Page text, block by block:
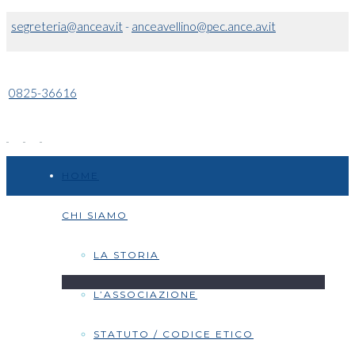
segreteria@anceav.it- anceavellino@pec.ance.av.it
0825-36616
CHI SIAMO
LA STORIA
L’ASSOCIAZIONE
STATUTO / CODICE ETICO